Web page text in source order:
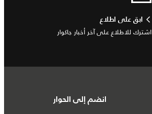
ابق على اطلاع
اشترك للاطلاع على آخر أخبار جاكوار
انضم إلى الحوار